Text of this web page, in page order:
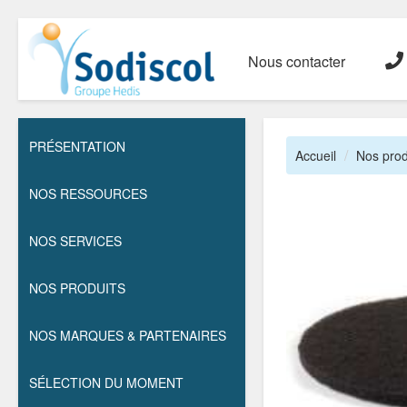
Nous contacter
PRÉSENTATION
NOS RESSOURCES
NOS SERVICES
NOS PRODUITS
NOS MARQUES & PARTENAIRES
SÉLECTION DU MOMENT
Accueil Nos